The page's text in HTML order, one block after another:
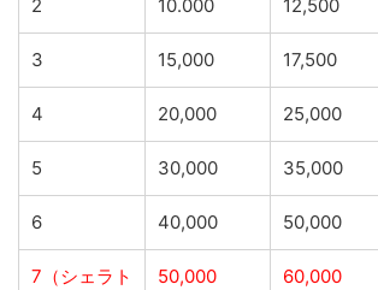
2 10.000 12,500
3 15,000 17,500
4 20,000 25,000
5 30,000 35,000
6 40,000 50,000
7（シェラト
50,000 60,000